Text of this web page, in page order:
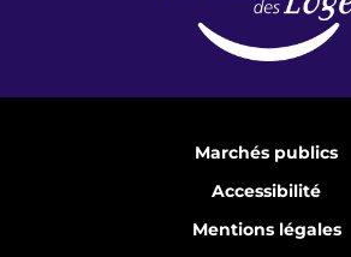
Marchés publics
Accessibilité
Mentions légales